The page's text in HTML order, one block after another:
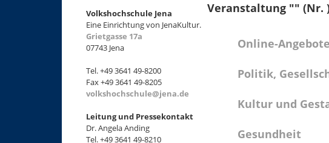
Volkshochschule Jena
Eine Einrichtung von JenaKultur.
Grietgasse 17a
07743 Jena
Tel. +49 3641 49-8200
Fax +49 3641 49-8205
volkshochschule@jena.de
Leitung und Pressekontakt
Dr. Angela Anding
Tel. +49 3641 49-8210
Veranstaltung "" (Nr.
Online-Angebote
Politik,
Kultur und
Gesundheit